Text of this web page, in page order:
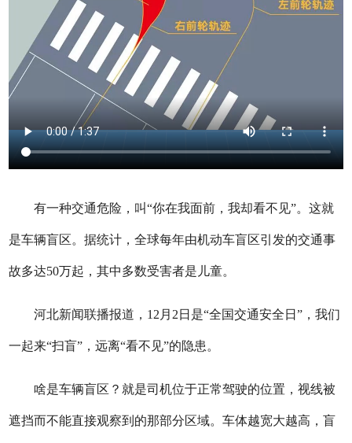
有一种交通危险，叫“你在我面前，我却看不见”。这就
是车辆盲区。据统计，全球每年由机动车盲区引发的交通事
故多达50万起，其中多数受害者是儿童。
河北新闻联播报道，12月2日是“全国交通安全日”，我们
一起来“扫盲”，远离“看不见”的隐患。
啥是车辆盲区？就是司机位于正常驾驶的位置，视线被
遮挡而不能直接观察到的那部分区域。车体越宽大越高，盲